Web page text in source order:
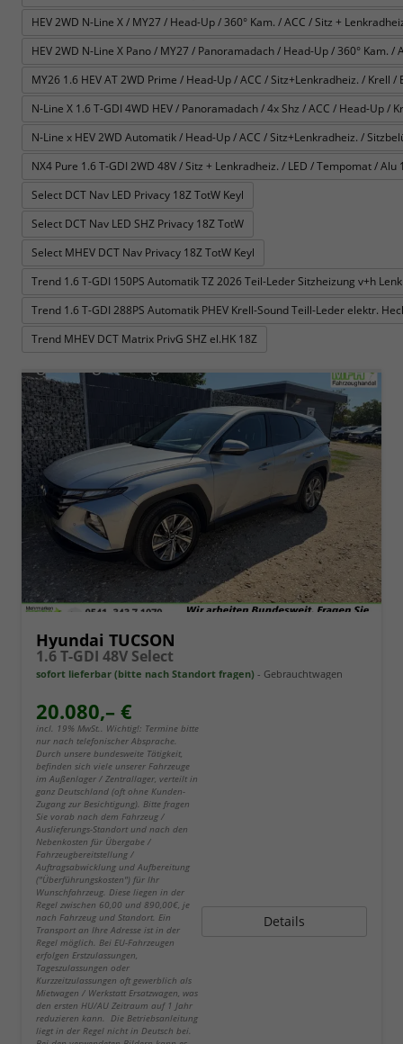
HEV 2WD N-Line X / MY27 / Head-Up / 360° Kam. / ACC / Sitz +
HEV 2WD N-Line X Pano / MY27 / Panoramadach / Head-Up / 360° Kam.
MY26 1.6 HEV AT 2WD Prime / Head-Up / ACC / Sitz+Lenkradheiz. / Krell
N-Line X 1.6 T-GDI 4WD HEV / Panoramadach / 4x Shz / ACC / Head-Up
N-Line x HEV 2WD Automatik / Head-Up / ACC / Sitz+Lenkradheiz. /
NX4 Pure 1.6 T-GDI 2WD 48V / Sitz + Lenkradheiz. / LED / Tempomat / Alu
Select DCT Nav LED Privacy 18Z TotW Keyl
Select DCT Nav LED SHZ Privacy 18Z TotW
Select MHEV DCT Nav Privacy 18Z TotW Keyl
Trend 1.6 T-GDI 150PS Automatik TZ 2026 Teil-Leder Sitzheizung v+h
Trend 1.6 T-GDI 288PS Automatik PHEV Krell-Sound Teill-Leder elektr.
Trend MHEV DCT Matrix PrivG SHZ el.HK 18Z
Hyundai TUCSON
1.6 T-GDI 48V Select
sofort lieferbar (bitte nach Standort fragen) Gebrauchtwagen
20.080,– €
incl. 19% MwSt.. Wichtig!: Termine bitte
nur nach telefonischer Absprache.
Durch unsere bundesweite Tätigkeit,
befinden sich viele unserer Fahrzeuge
im Außenlager / Zentrallager, verteilt in
ganz Deutschland (oft ohne Kunden-
Zugang zur Besichtigung). Bitte fragen
Sie vorab nach dem Fahrzeug /
Auslieferungs-Standort und nach den
Nebenkosten für Übergabe /
Fahrzeugbereitstellung /
Auftragsabwicklung und Aufbereitung
("Überführungskosten") für Ihr
Wunschfahrzeug. Diese liegen in der
Regel zwischen 60,00 und 890,00€, je
nach Fahrzeug und Standort. Ein
Transport an Ihre Adresse ist in der
Regel möglich. Bei EU-Fahrzeugen
erfolgen Erstzulassungen,
Tageszulassungen oder
Kurzzeitzulassungen oft gewerblich als
Mietwagen / Werkstatt Ersatzwagen, was
den ersten HU/AU Zeitraum auf 1 Jahr
reduzieren kann. Die Betriebsanleitung
liegt in der Regel nicht in Deutsch bei.
Details